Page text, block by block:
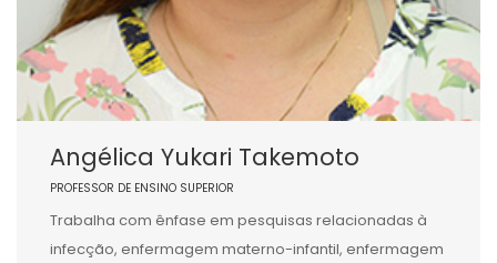
Angélica Yukari Takemoto
PROFESSOR DE ENSINO SUPERIOR
Trabalha com ênfase em pesquisas relacionadas à
infecção, enfermagem materno-infantil, enfermagem